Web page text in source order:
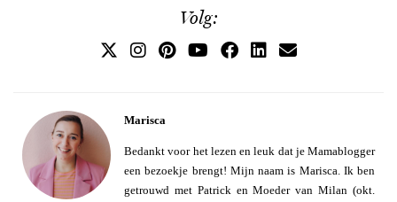
Volg:
Marisca
Bedankt voor het lezen en leuk dat je Mamablogger
een bezoekje brengt! Mijn naam is Marisca. Ik ben
getrouwd met Patrick en Moeder van Milan (okt.